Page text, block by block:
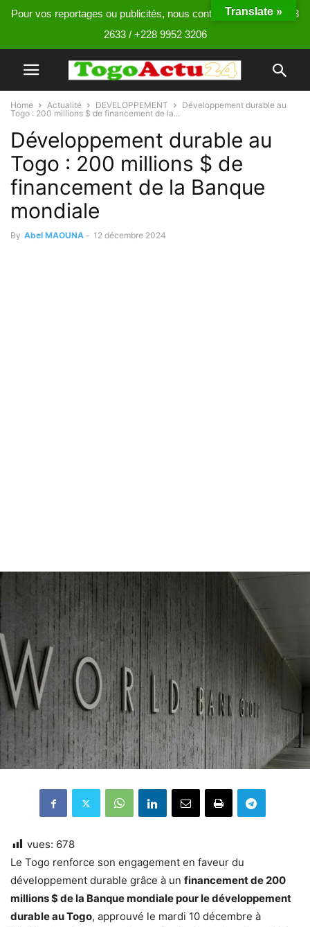
Pour vos reportages ou publicités, nous contacter au +228 9013
2633 / +228 9952 3206
Home Actualité DEVELOPPEMENT
Développement durable au
Togo : 200 millions $ de financement de la...
Développement durable au
Togo : 200 millions $ de
financement de la Banque
mondiale
By Abel MAOUNA - 12 décembre 2024
vues: 678
Le Togo renforce son engagement en faveur du
développement durable grâce à un financement de 200
millions $ de la Banque mondiale pour le développement
durable au Togo, approuvé le mardi 10 décembre à
Translate »